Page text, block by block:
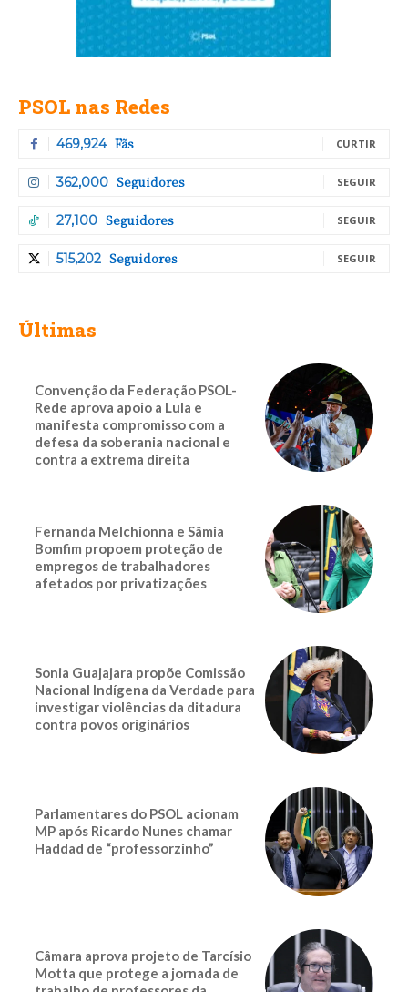
PSOL nas Redes
469,924 Fãs CURTIR
362,000 Seguidores SEGUIR
27,100 Seguidores SEGUIR
515,202 Seguidores SEGUIR
Últimas
Convenção da Federação PSOL-
Rede aprova apoio a Lula e
manifesta compromisso com a
defesa da soberania nacional e
contra a extrema direita
Fernanda Melchionna e Sâmia
Bomfim propoem proteção de
empregos de trabalhadores
afetados por privatizações
Sonia Guajajara propõe Comissão
Nacional Indígena da Verdade para
investigar violências da ditadura
contra povos originários
Parlamentares do PSOL acionam
MP após Ricardo Nunes chamar
Haddad de “professorzinho”
Câmara aprova projeto de Tarcísio
Motta que protege a jornada de